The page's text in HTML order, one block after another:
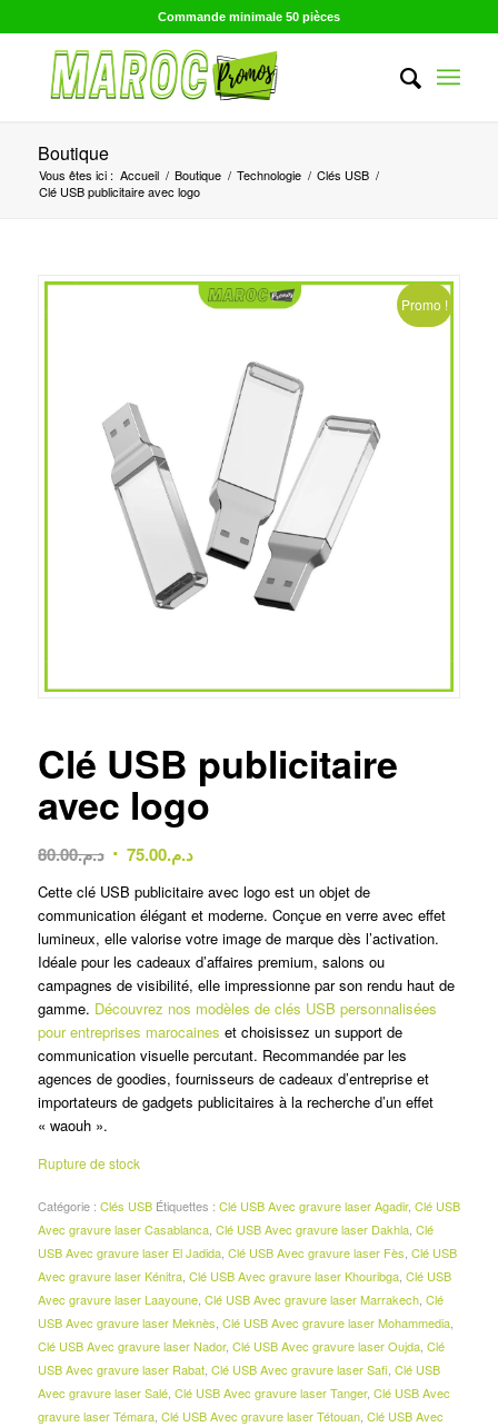
Commande minimale 50 pièces
Boutique
Vous êtes ici : Accueil / Boutique / Technologie / Clés USB /
Clé USB publicitaire avec logo
Promo !
Clé USB publicitaire
avec logo
د.م.80.00
Le
initial
était :
د.م.80.00.
د.م.75.00
Le
actuel
est :
د.م.75.00.
Cette clé USB publicitaire avec logo est un objet de
communication élégant et moderne. Conçue en verre avec effet
lumineux, elle valorise votre image de marque dès l’activation.
Idéale pour les cadeaux d’affaires premium, salons ou
campagnes de visibilité, elle impressionne par son rendu haut de
gamme. Découvrez nos modèles de clés USB personnalisées
pour entreprises marocaines et choisissez un support de
communication visuelle percutant. Recommandée par les
agences de goodies, fournisseurs de cadeaux d’entreprise et
importateurs de gadgets publicitaires à la recherche d’un effet
« waouh ».
Rupture de stock
Catégorie : Clés USB Étiquettes : Clé USB Avec gravure laser Agadir, Clé USB
Avec gravure laser Casablanca, Clé USB Avec gravure laser Dakhla, Clé
USB Avec gravure laser El Jadida, Clé USB Avec gravure laser Fès Clé USB
Avec gravure laser Kénitra, Clé USB Avec gravure laser Khouribga, Clé USB
Avec gravure laser Laayoune, Clé USB Avec gravure laser Marrakech, Clé
USB Avec gravure laser Meknès Clé USB Avec gravure laser Mohammedia,
Clé USB Avec gravure laser Nador, Clé USB Avec gravure laser Oujda, Clé
USB Avec gravure laser Rabat, Clé USB Avec gravure laser Safi Clé USB
Avec gravure laser Salé, Clé USB Avec gravure laser Tanger, Clé USB Avec
gravure laser Témara, Clé USB Avec gravure laser Tétouan, Clé USB Avec